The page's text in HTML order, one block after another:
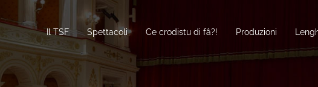
Il TSF Spettacoli Ce crodistu di fâ?! Produzioni